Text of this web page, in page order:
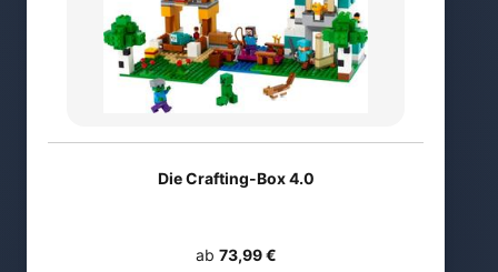
Die Crafting-Box 4.0
ab 73,99 €